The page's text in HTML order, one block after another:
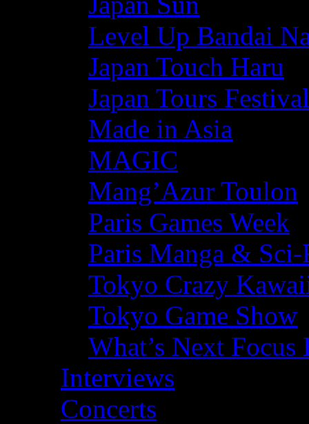
Level Up Bandai
Japan Touch Haru
Japan Tours Festival
Made in Asia
MAGIC
Mang’Azur Toulon
Paris Games Week
Paris Manga &
Tokyo Crazy
Tokyo Game Show
What’s Next
Interviews
Concerts